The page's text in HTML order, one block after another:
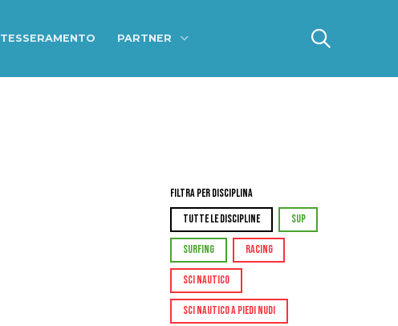
TESSERAMENTO PARTNER
Filtra per Disciplina
TUTTE LE DISCIPLINE
SUP
SURFING RACING
SCI NAUTICO
SCI NAUTICO A PIEDI NUDI